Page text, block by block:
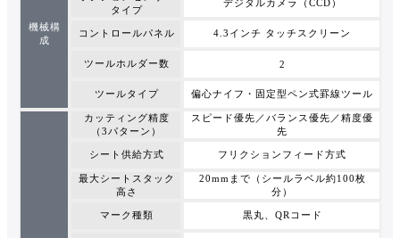
機械構
成
タイプ
デジタルカメラ（CCD）
コントロールパネル 4.3インチ タッチスクリーン
ツールホルダー数 2
ツールタイプ 偏心ナイフ・固定型ペン式罫線ツール
カッティング精度
（3パターン）
スピード優先／バランス優先／精度優
先
シート供給方式 フリクションフィード方式
最大シートスタック
高さ
20mmまで（シールラベル約100枚
分）
マーク種類 黒丸、QRコード